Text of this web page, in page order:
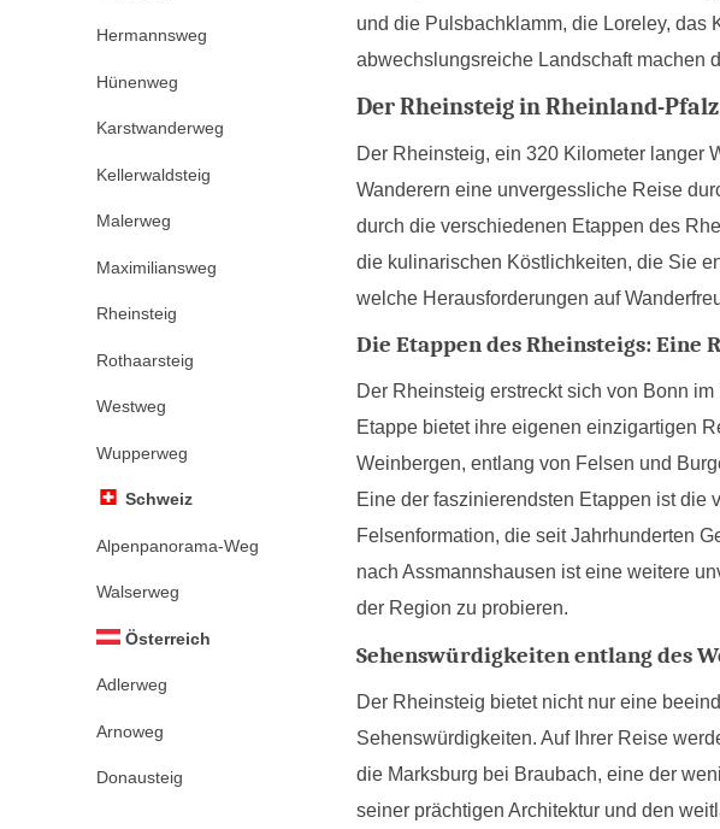
Hermannsweg
Hünenweg
Karstwanderweg
Kellerwaldsteig
Malerweg
Maximiliansweg
Rheinsteig
Rothaarsteig
Westweg
Wupperweg
Schweiz
Alpenpanorama-Weg
Walserweg
Österreich
Adlerweg
Arnoweg
Donausteig
und die Pulsbachklamm, die Loreley,
abwechslungsreiche Landschaft machen
Der Rheinsteig in Rheinland-
Der Rheinsteig, ein 320 Kilometer langer
Wanderern eine unvergessliche Reise
durch die verschiedenen Etappen des
die kulinarischen Köstlichkeiten, die Sie
welche Herausforderungen auf
Die Etappen des Rheinsteigs: Eine
Der Rheinsteig erstreckt sich von Bonn
Etappe bietet ihre eigenen einzigartigen
Weinbergen, entlang von Felsen und
Eine der faszinierendsten Etappen ist die
Felsenformation, die seit Jahrhunderten
nach Assmannshausen ist eine weitere
der Region zu probieren.
Sehenswürdigkeiten entlang des
Der Rheinsteig bietet nicht nur eine
Sehenswürdigkeiten. Auf Ihrer Reise
die Marksburg bei Braubach, eine der
seiner prächtigen Architektur und den